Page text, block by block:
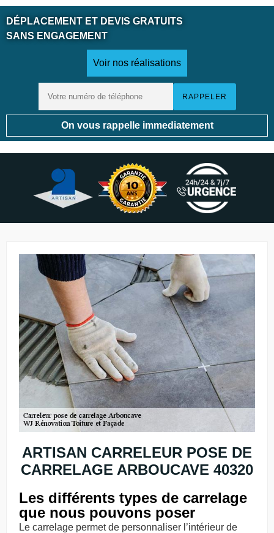
DÉPLACEMENT ET DEVIS GRATUITS
SANS ENGAGEMENT
Voir nos réalisations
On vous rappelle immediatement
ARTISAN CARRELEUR POSE DE
CARRELAGE ARBOUCAVE 40320
Les différents types de carrelage
que nous pouvons poser
Le carrelage permet de personnaliser l’intérieur de